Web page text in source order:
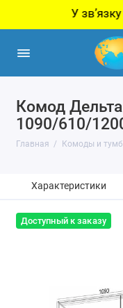
У звʼязку з
Комод
1090/610/
Главная Комоды и
Характеристики
Доступный к заказу